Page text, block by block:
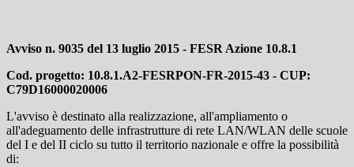
Avviso n. 9035 del 13 luglio 2015 - FESR Azione 10.8.1
Cod. progetto: 10.8.1.A2-FESRPON-FR-2015-43 - CUP:
C79D16000020006
L'avviso è destinato alla realizzazione, all'ampliamento o
all'adeguamento delle infrastrutture di rete LAN/WLAN delle scuole
del I e del II ciclo su tutto il territorio nazionale e offre la possibilità
di: